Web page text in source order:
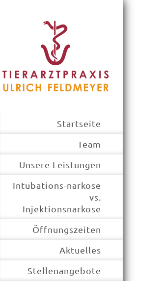
Startseite
Team
Unsere Leistungen
Intubations-narkose
vs.
Injektionsnarkose
Öffnungszeiten
Aktuelles
Stellenangebote